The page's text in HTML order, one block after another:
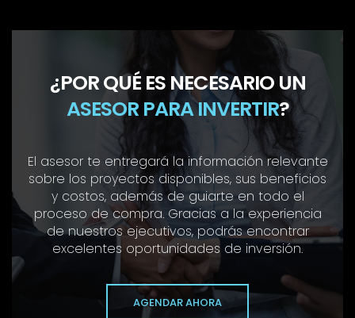
¿POR QUÉ ES NECESARIO UN
ASESOR PARA INVERTIR?
El asesor te entregará la información relevante
sobre los proyectos disponibles, sus beneficios
y costos, además de guiarte en todo el
proceso de compra. Gracias a la experiencia
de nuestros ejecutivos, podrás encontrar
excelentes oportunidades de inversión.
AGENDAR AHORA